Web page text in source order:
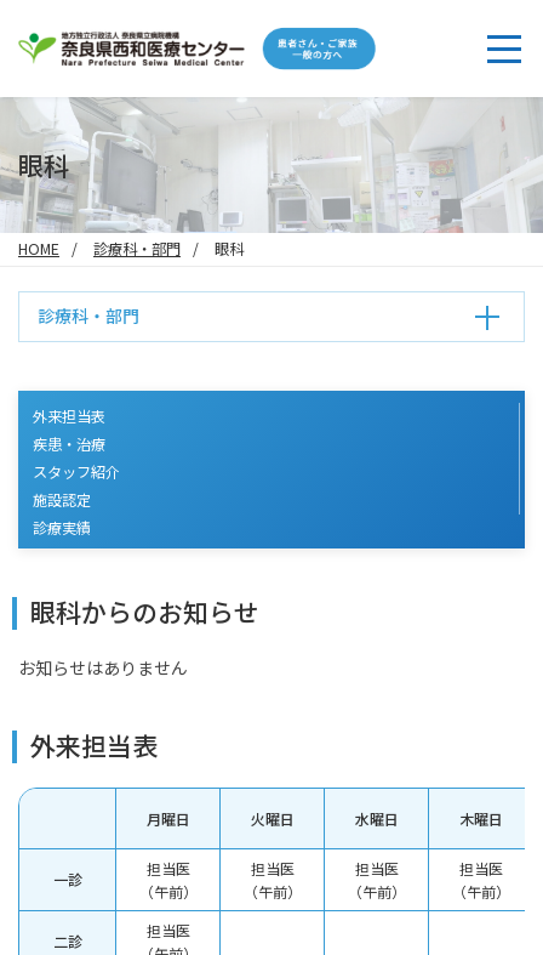
眼科
HOME 診療科・部門 眼科
診療科・部門
外来担当表
疾患・治療
スタッフ紹介
施設認定
診療実績
眼科からのお知らせ
お知らせはありません
外来担当表
月曜日 火曜日 水曜日 木曜日
一診
担当医
（午前）
担当医
（午前）
担当医
（午前）
担当医
（午前）
二診
担当医